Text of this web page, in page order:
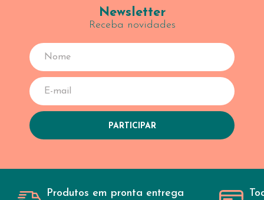
Newsletter
Receba novidades
Produtos em pronta entrega